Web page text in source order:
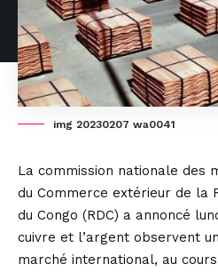
img 20230207 wa0041
La commission nationale des
du Commerce extérieur de la
du Congo (RDC) a annoncé
cuivre et l’argent observent
marché international, au